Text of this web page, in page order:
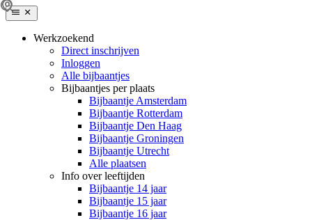
Werkzoekend
Direct inschrijven
Inloggen
Alle bijbaantjes
Bijbaantjes per plaats
Bijbaantje Amsterdam
Bijbaantje Rotterdam
Bijbaantje Den Haag
Bijbaantje Groningen
Bijbaantje Utrecht
Alle plaatsen
Info over leeftijden
Bijbaantje 14 jaar
Bijbaantje 15 jaar
Bijbaantje 16 jaar